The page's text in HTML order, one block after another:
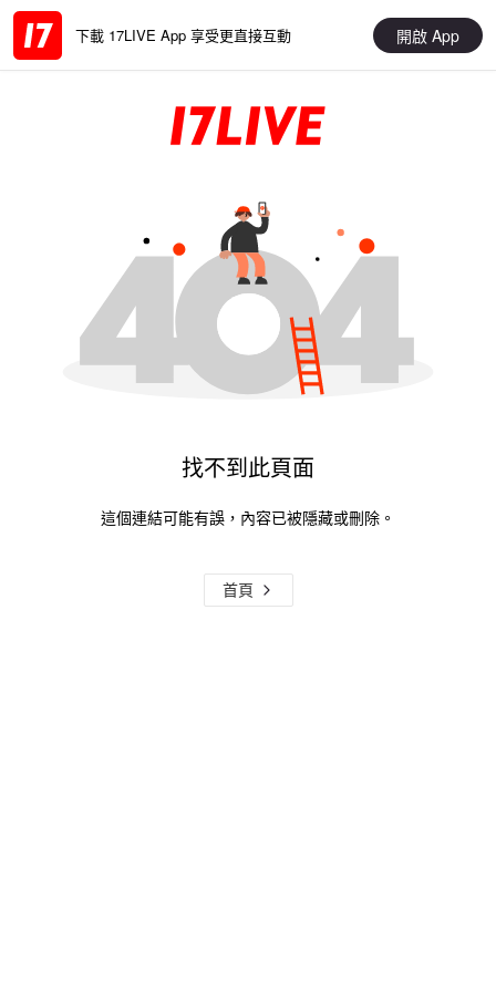
下載 17LIVE App 享受更直接互動 開啟 App
找不到此頁面
這個連結可能有誤，內容已被隱藏或刪除。
首頁